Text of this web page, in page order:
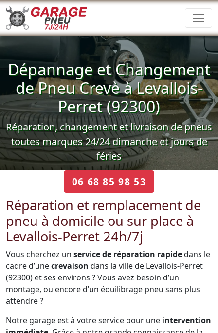
Dépannage et Changement
de Pneu Crevè à Levallois-
Perret (92300)
Réparation, changement et livraison de pneus
toutes marques 24/24 dimanche et jours de
féries
06 68 85 98 53
Réparation et remplacement de
pneu à domicile ou sur place à
Levallois-Perret 24h/7j
Vous cherchez un service de réparation rapidedans le
cadre d’unecrevaison dans la ville de Levallois-Perret
(92300) et ses environs ? Vous avez besoin d’un
montage, ou encore d’un équilibrage pneu sans plus
attendre ?
Notre garage est à votre service pour une intervention